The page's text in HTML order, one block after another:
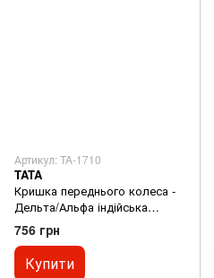
Артикул: TA-1710
TATA
Кришка переднього колеса -
Дельта/Альфа індійська
збірка
756 грн
Купити